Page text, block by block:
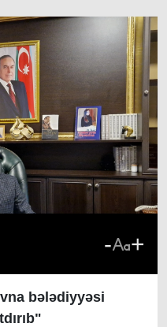
- +
bələdiyyəsi